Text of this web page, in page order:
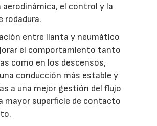
el control y la
rodadura.
entre llanta y neumático
el comportamiento tanto
como en los descensos,
conducción más estable y
a una mejor gestión del flujo
mayor superficie de contacto